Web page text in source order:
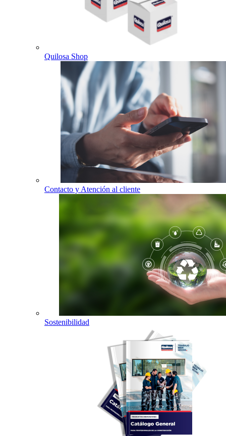
Quilosa Shop
Contacto y Atención al cliente
Sostenibilidad